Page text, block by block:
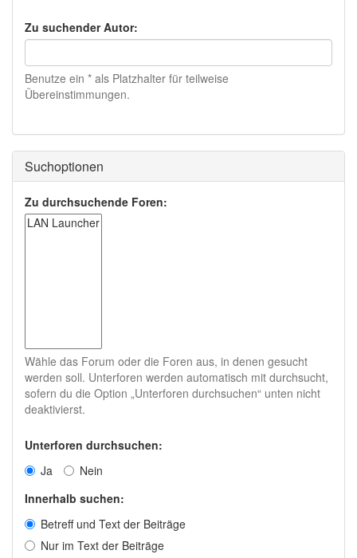
Zu suchender Autor:
Benutze ein * als Platzhalter für teilweise
Übereinstimmungen.
Suchoptionen
Zu durchsuchende Foren:
Wähle das Forum oder die Foren aus, in denen gesucht
werden soll. Unterforen werden automatisch mit durchsucht,
sofern du die Option „Unterforen durchsuchen“ unten nicht
deaktivierst.
Unterforen durchsuchen:
Ja
Nein
Innerhalb suchen:
Betreff und Text der Beiträge
Nur im Text der Beiträge